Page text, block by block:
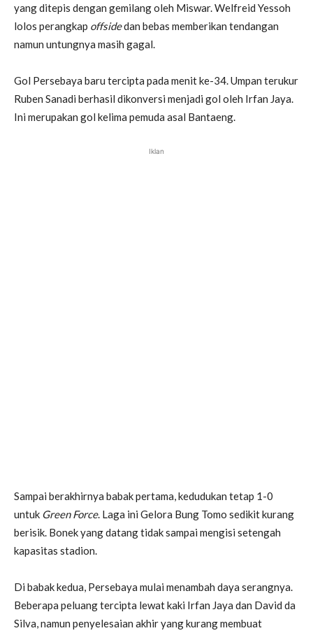
yang ditepis dengan gemilang oleh Miswar. Welfreid Yessoh
lolos perangkap offsidedan bebas memberikan tendangan
namun untungnya masih gagal.
Gol Persebaya baru tercipta pada menit ke-34. Umpan terukur
Ruben Sanadi berhasil dikonversi menjadi gol oleh Irfan Jaya.
Ini merupakan gol kelima pemuda asal Bantaeng.
Iklan
Sampai berakhirnya babak pertama, kedudukan tetap 1-0
untuk Green Force. Laga ini Gelora Bung Tomo sedikit kurang
berisik. Bonek yang datang tidak sampai mengisi setengah
kapasitas stadion.
Di babak kedua, Persebaya mulai menambah daya serangnya.
Beberapa peluang tercipta lewat kaki Irfan Jaya dan David da
Silva, namun penyelesaian akhir yang kurang membuat